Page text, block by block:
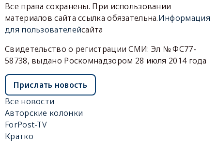
Все права сохранены. При использовании
материалов сайта ссылка обязательна.Информация
для пользователейсайта
Свидетельство о регистрации СМИ: Эл № ФС77-
58738, выдано Роскомнадзором 28 июля 2014 года
Прислать новость
Все новости
Авторские колонки
ForPost-TV
Кратко